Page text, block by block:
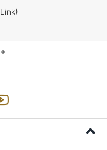
Link)